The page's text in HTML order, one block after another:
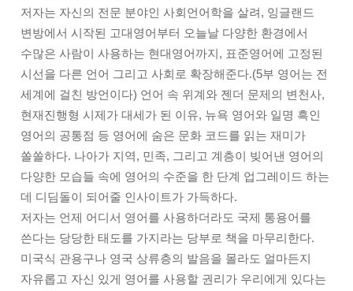
저자는 자신의 전문 분야인 사회언어학을 살려, 잉글랜드
변방에서 시작된 고대영어부터 오늘날 다양한 환경에서
수많은 사람이 사용하는 현대영어까지, 표준영어에 고정된
시선을 다른 언어 그리고 사회로 확장해준다.(5부 영어는 전
세계에 걸친 방언이다) 언어 속 위계와 젠더 문제의 변천사,
현재진행형 시제가 대세가 된 이유, 뉴욕 영어와 일명 흑인
영어의 공통점 등 영어에 숨은 문화 코드를 읽는 재미가
쏠쏠하다. 나아가 지역, 민족, 그리고 계층이 빚어낸 영어의
다양한 모습들 속에 영어의 수준을 한 단계 업그레이드 하는
데 디딤돌이 되어줄 인사이트가 가득하다.
저자는 언제 어디서 영어를 사용하더라도 국제 통용어를
쓴다는 당당한 태도를 가지라는 당부로 책을 마무리한다.
미국식 관용구나 영국 상류층의 발음을 몰라도 얼마든지
자유롭고 자신 있게 영어를 사용할 권리가 우리에게 있다는